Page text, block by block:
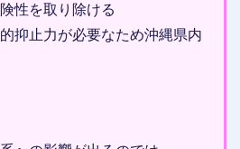
性を取り除ける
抑止力が必要なため沖縄県内